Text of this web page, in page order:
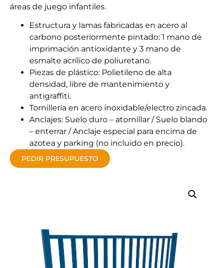
áreas de juego infantiles.
Estructura y lamas fabricadas en acero al
carbono posteriormente pintado: 1 mano de
imprimación antioxidante y 3 mano de
esmalte acrílico de poliuretano.
Piezas de plástico: Polietileno de alta
densidad, libre de mantenimiento y
antigraffiti.
Tornillería en acero inoxidable/electro zincada.
Anclajes: Suelo duro – atornillar / Suelo blando
– enterrar / Anclaje especial para encima de
azotea y parking (no incluido en precio).
PEDIR PRESUPUESTO